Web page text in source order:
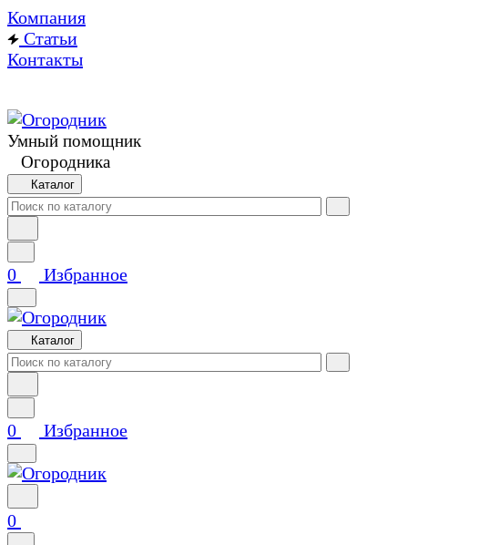
Компания
Статьи
Контакты
Умный помощник
Огородника
Каталог
0 Избранное
Каталог
0 Избранное
0